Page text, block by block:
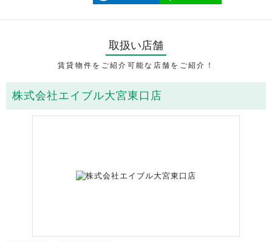
取扱い店舗
賃貸物件をご紹介可能な店舗をご紹介！
株式会社エイブル大宮東口店